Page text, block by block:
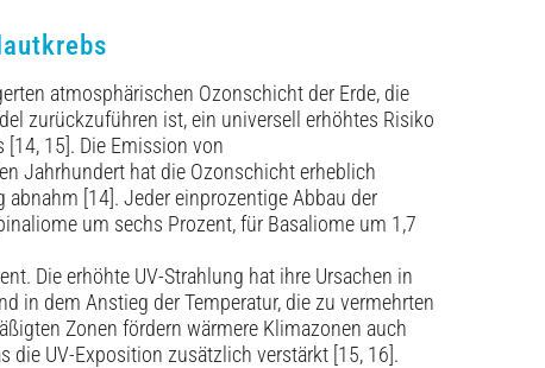
atmosphärischen Ozonschicht der ­Erde, die
zurückzuführen ist, ein universell erhöhtes Risiko
15]. Die Emission von
Jahrhundert hat die Ozonschicht erheblich
[14]. Jeder einprozentige Abbau der
um sechs Prozent, für Basaliome um 1,7
Die erhöhte UV-Strahlung hat ihre Ursachen in
in dem Anstieg der Temperatur, die zu vermehrten
Zonen fördern wärmere ­Klimazonen auch
die UV-Exposition zusätzlich verstärkt [15, 16].